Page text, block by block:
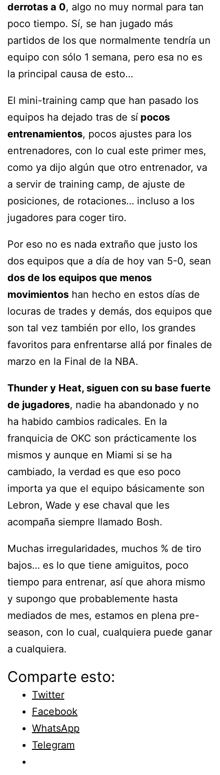
derrotas a 0, algo no muy normal para tan
poco tiempo. Sí, se han jugado más
partidos de los que normalmente tendría un
equipo con sólo 1 semana, pero esa no es
la principal causa de esto…
El mini-training camp que han pasado los
equipos ha dejado tras de sí pocos
entrenamientos, pocos ajustes para los
entrenadores, con lo cual este primer mes,
como ya dijo algún que otro entrenador, va
a servir de training camp, de ajuste de
posiciones, de rotaciones… incluso a los
jugadores para coger tiro.
Por eso no es nada extraño que justo los
dos equipos que a día de hoy van 5-0, sean
dos de los equipos que menos
movimientos han hecho en estos días de
locuras de trades y demás, dos equipos que
son tal vez también por ello, los grandes
favoritos para enfrentarse allá por finales de
marzo en la Final de la NBA.
Thunder y Heat, siguen con su base fuerte
de jugadores, nadie ha abandonado y no
ha habido cambios radicales. En la
franquicia de OKC son prácticamente los
mismos y aunque en Miami si se ha
cambiado, la verdad es que eso poco
importa ya que el equipo básicamente son
Lebron, Wade y ese chaval que les
acompaña siempre llamado Bosh.
Muchas irregularidades, muchos % de tiro
bajos… es lo que tiene amiguitos, poco
tiempo para entrenar, así que ahora mismo
y supongo que probablemente hasta
mediados de mes, estamos en plena pre-
season, con lo cual, cualquiera puede ganar
a cualquiera.
Comparte esto:
Twitter
Facebook
WhatsApp
Telegram